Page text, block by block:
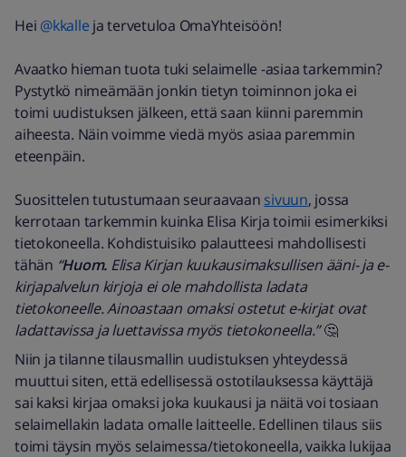
Hei @kkalle ja tervetuloa OmaYhteisöön!
Avaatko hieman tuota tuki selaimelle -asiaa tarkemmin?
Pystytkö nimeämään jonkin tietyn toiminnon joka ei
toimi uudistuksen jälkeen, että saan kiinni paremmin
aiheesta. Näin voimme viedä myös asiaa paremmin
eteenpäin.
Suosittelen tutustumaan seuraavaan sivuun, jossa
kerrotaan tarkemmin kuinka Elisa Kirja toimii esimerkiksi
tietokoneella. Kohdistuisiko palautteesi mahdollisesti
tähän “Huom. Elisa Kirjan kuukausimaksullisen ääni- ja e-
kirjapalvelun kirjoja ei ole mahdollista ladata
tietokoneelle. Ainoastaan omaksi ostetut e-kirjat ovat
ladattavissa ja luettavissa myös tietokoneella.”🤔
Niin ja tilanne tilausmallin uudistuksen yhteydessä
muuttui siten, että edellisessä ostotilauksessa käyttäjä
sai kaksi kirjaa omaksi joka kuukausi ja näitä voi tosiaan
selaimellakin ladata omalle laitteelle. Edellinen tilaus siis
toimi täysin myös selaimessa/tietokoneella, vaikka lukijaa